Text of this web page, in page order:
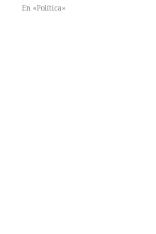
En «Política»